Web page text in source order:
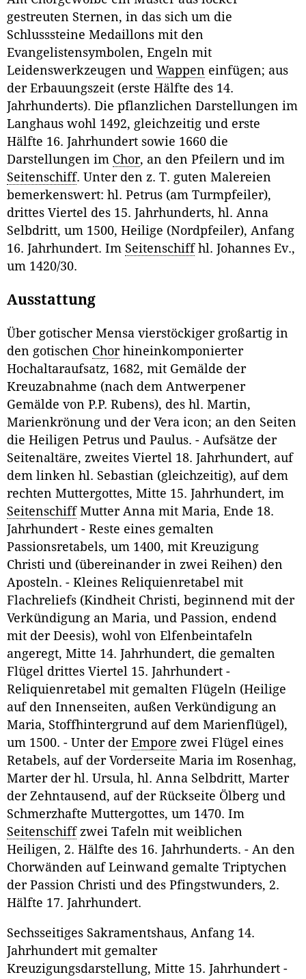
gestreuten Sternen, in das sich um die
Schlusssteine Medaillons mit den
Evangelistensymbolen, Engeln mit
Leidenswerkzeugen und Wappen einfügen; aus
der Erbauungszeit (erste Hälfte des 14.
Jahrhunderts). Die pflanzlichen Darstellungen im
Langhaus wohl 1492, gleichzeitig und erste
Hälfte 16. Jahrhundert sowie 1660 die
Darstellungen im Chor, an den Pfeilern und im
Seitenschiff. Unter den z. T. guten Malereien
bemerkenswert: hl. Petrus (am Turmpfeiler),
drittes Viertel des 15. Jahrhunderts, hl. Anna
Selbdritt, um 1500, Heilige (Nordpfeiler), Anfang
16. Jahrhundert. Im Seitenschiffhl. Johannes Ev.,
um 1420/30.
Ausstattung
Über gotischer Mensa vierstöckiger großartig in
den gotischen Chorhineinkomponierter
Hochaltaraufsatz, 1682, mit Gemälde der
Kreuzabnahme (nach dem Antwerpener
Gemälde von P.P. Rubens), des hl. Martin,
Marienkrönung und der Vera icon; an den Seiten
die Heiligen Petrus und Paulus. - Aufsätze der
Seitenaltäre, zweites Viertel 18. Jahrhundert, auf
dem linken hl. Sebastian (gleichzeitig), auf dem
rechten Muttergottes, Mitte 15. Jahrhundert, im
SeitenschiffMutter Anna mit Maria, Ende 18.
Jahrhundert - Reste eines gemalten
Passionsretabels, um 1400, mit Kreuzigung
Christi und (übereinander in zwei Reihen) den
Aposteln. - Kleines Reliquienretabel mit
Flachreliefs (Kindheit Christi, beginnend mit der
Verkündigung an Maria, und Passion, endend
mit der Deesis), wohl von Elfenbeintafeln
angeregt, Mitte 14. Jahrhundert, die gemalten
Flügel drittes Viertel 15. Jahrhundert -
Reliquienretabel mit gemalten Flügeln (Heilige
auf den Innenseiten, außen Verkündigung an
Maria, Stoffhintergrund auf dem Marienflügel),
um 1500. - Unter der Empore zwei Flügel eines
Retabels, auf der Vorderseite Maria im Rosenhag,
Marter der hl. Ursula, hl. Anna Selbdritt, Marter
der Zehntausend, auf der Rückseite Ölberg und
Schmerzhafte Muttergottes, um 1470. Im
Seitenschiffzwei Tafeln mit weiblichen
Heiligen, 2. Hälfte des 16. Jahrhunderts. - An den
Chorwänden auf Leinwand gemalte Triptychen
der Passion Christi und des Pfingstwunders, 2.
Hälfte 17. Jahrhundert.
Sechsseitiges Sakramentshaus, Anfang 14.
Jahrhundert mit gemalter
Kreuzigungsdarstellung, Mitte 15. Jahrhundert -